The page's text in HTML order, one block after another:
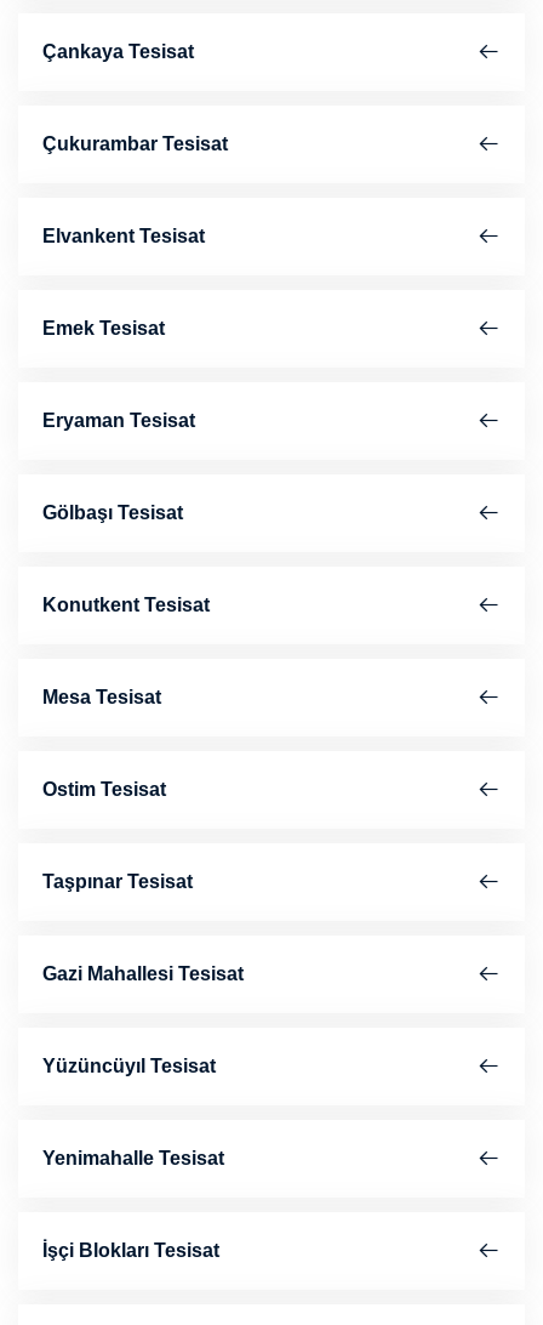
Çankaya Tesisat
Çukurambar Tesisat
Elvankent Tesisat
Emek Tesisat
Eryaman Tesisat
Gölbaşı Tesisat
Konutkent Tesisat
Mesa Tesisat
Ostim Tesisat
Taşpınar Tesisat
Gazi Mahallesi Tesisat
Yüzüncüyıl Tesisat
Yenimahalle Tesisat
İşçi Blokları Tesisat